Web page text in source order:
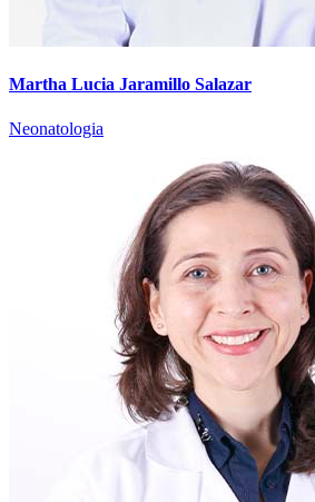
Martha Lucia Jaramillo Salazar
Neonatologia